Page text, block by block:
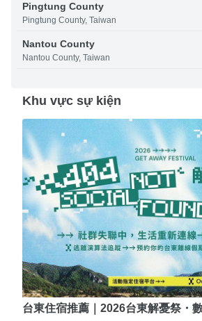
Pingtung County
Pingtung County, Taiwan
Nantou County
Nantou County, Taiwan
Khu vực sự kiện
台東住宿推薦｜2026台東解憂祭・